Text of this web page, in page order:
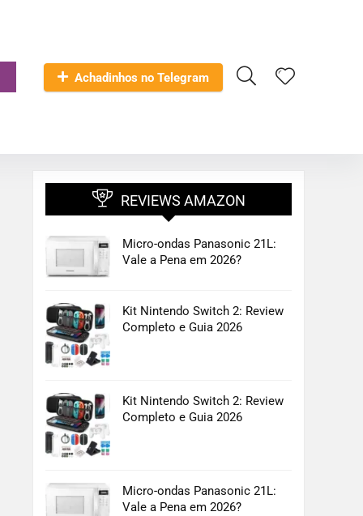
Achadinhos no Telegram
REVIEWS AMAZON
Micro-ondas Panasonic 21L:
Vale a Pena em 2026?
Kit Nintendo Switch 2: Review
Completo e Guia 2026
Kit Nintendo Switch 2: Review
Completo e Guia 2026
Micro-ondas Panasonic 21L:
Vale a Pena em 2026?